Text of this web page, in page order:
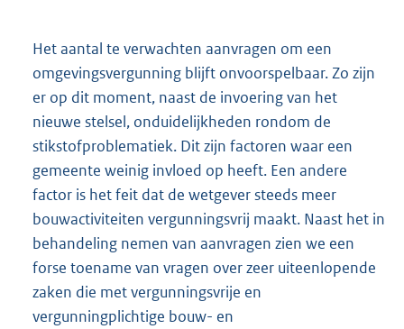
Het aantal te verwachten aanvragen om een
omgevingsvergunning blijft onvoorspelbaar. Zo zijn
er op dit moment, naast de invoering van het
nieuwe stelsel, onduidelijkheden rondom de
stikstofproblematiek. Dit zijn factoren waar een
gemeente weinig invloed op heeft. Een andere
factor is het feit dat de wetgever steeds meer
bouwactiviteiten vergunningsvrij maakt. Naast het in
behandeling nemen van aanvragen zien we een
forse toename van vragen over zeer uiteenlopende
zaken die met vergunningsvrije en
vergunningplichtige bouw- en